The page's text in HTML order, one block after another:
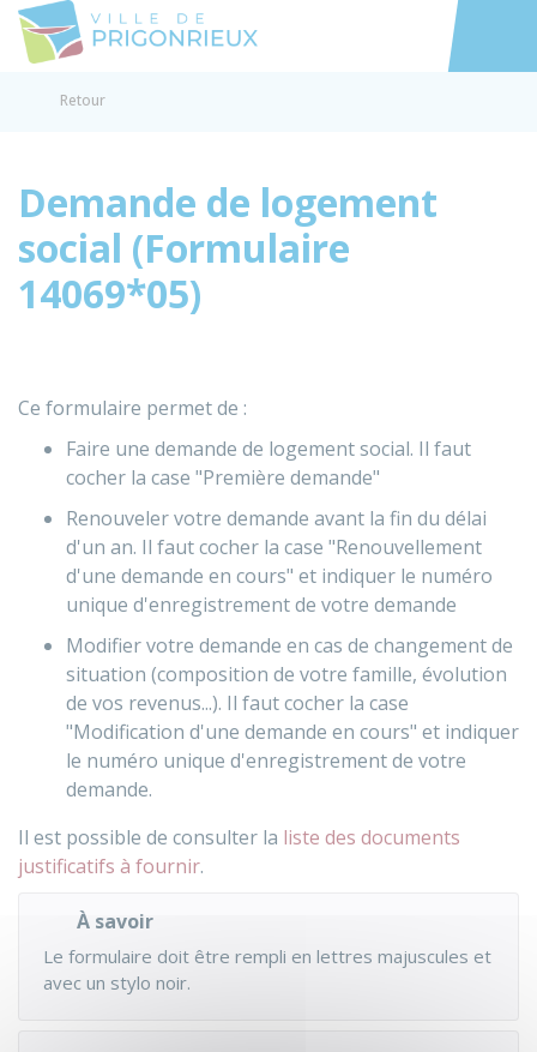
Accéder
Retour
Demande de logement
social (Formulaire
14069*05)
Ce formulaire permet de :
Faire une demande de logement social. Il faut
cocher la case "Première demande"
Renouveler votre demande avant la fin du délai
d'un an. Il faut cocher la case "Renouvellement
d'une demande en cours" et indiquer le numéro
unique d'enregistrement de votre demande
Modifier votre demande en cas de changement de
situation (composition de votre famille, évolution
de vos revenus...). Il faut cocher la case
"Modification d'une demande en cours" et indiquer
le numéro unique d'enregistrement de votre
demande.
Il est possible de consulter la liste des documents
justificatifs à fournir.
À savoir
Le formulaire doit être rempli en lettres majuscules et
avec un stylo noir.